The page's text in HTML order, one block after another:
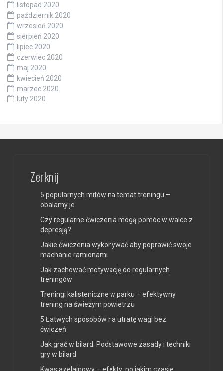
listopad 2020
październik 2020
wrzesień 2020
sierpień 2020
lipiec 2020
czerwiec 2020
maj 2020
kwiecień 2020
marzec 2020
luty 2020
Zerknij
5 popularnych mitów na temat treningu –
obalamy je
Czy regularne ćwiczenia mogą pomóc w walce z
depresją?
Jakie ćwiczenia wykonywać aby poprawić swoje
machanie ramionami
Jak zachować motywację do regularnych
treningów
Treningi kalisteniczne w parku – efektywny
trening na świeżym powietrzu
5 Łatwych sposobów na utratę wagi bez
ćwiczeń
Jak grać w bilard: Podstawowe zasady i techniki
gry w bilard
Kwas azelainowy – efekty: po jakim czasie